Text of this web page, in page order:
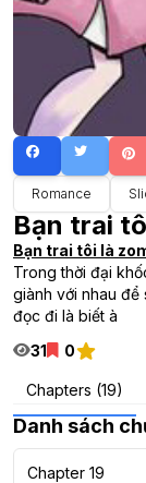
Romance
Bạn trai
Bạn trai tôi là
Trong thời đại
giành với nhau để
đọc đi là biết à
31
0
Chapters (19)
Danh sách
Chapter 19